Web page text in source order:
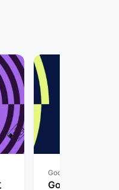
Google Pixel
Google Pixel 11